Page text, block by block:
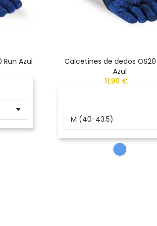
Azul
Calcetines de dedos OS20
Azul
11,90 €